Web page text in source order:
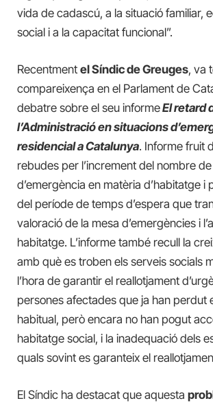
vida de cadascú, a la situació familiar,
social i a la capacitat funcional”.
Recentment el Síndic de Greuges, va
compareixença en el Parlament de
debatre sobre el seu informeEl retard
l’Administració en situacions
residencial a Catalunya. Informe fruit
rebudes per l’increment del nombre
d’emergència en matèria d’habitatge i
del període de temps d’espera que
valoració de la mesa d’emergències i
habitatge. L’informe també recull la
amb què es troben els serveis socials
l’hora de garantir el reallotjament
persones afectades que ja han perdut
habitual, però encara no han pogut
habitatge social, i la inadequació dels
quals sovint es garanteix el
El Síndic ha destacat que aquesta